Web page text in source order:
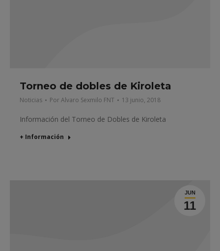
Torneo de dobles de Kiroleta
Noticias PorAlvaro Sexmilo FNT 13 junio, 2018
Información del Torneo de Dobles de Kiroleta
+ Información
JUN
11